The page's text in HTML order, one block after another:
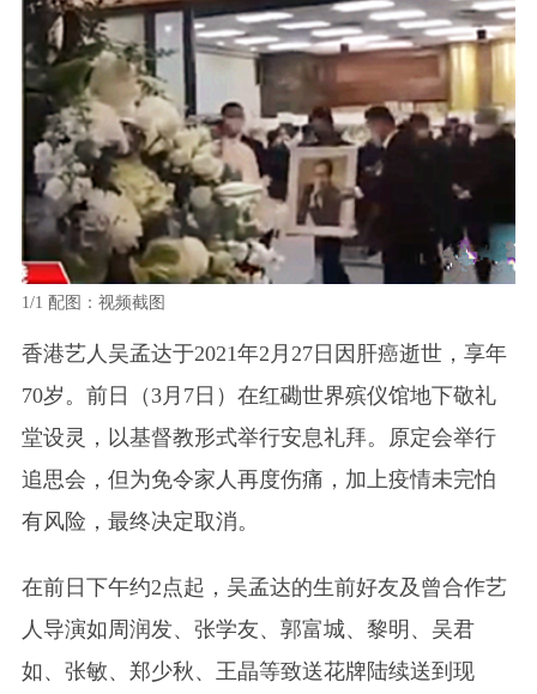
1/1 配图：视频截图
香港艺人吴孟达于2021年2月27日因肝癌逝世，享年
70岁。前日（3月7日）在红磡世界殡仪馆地下敬礼
堂设灵，以基督教形式举行安息礼拜。原定会举行
追思会，但为免令家人再度伤痛，加上疫情未完怕
有风险，最终决定取消。
在前日下午约2点起，吴孟达的生前好友及曾合作艺
人导演如周润发、张学友、郭富城、黎明、吴君
如、张敏、郑少秋、王晶等致送花牌陆续送到现